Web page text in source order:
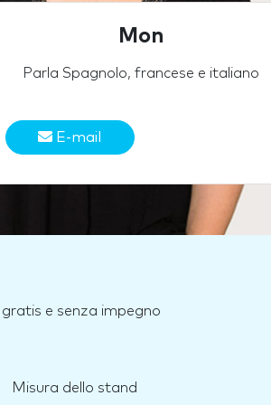
Mon
Parla Spagnolo, francese e italiano
E-mail
e senza impegno
Misura dello stand